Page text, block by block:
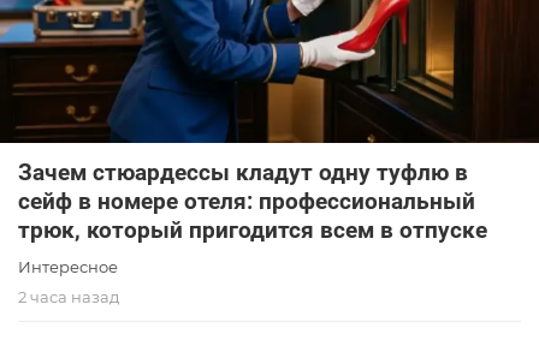
Зачем стюардессы кладут одну туфлю в
сейф в номере отеля: профессиональный
трюк, который пригодится всем в отпуске
Интересное
2 часа назад